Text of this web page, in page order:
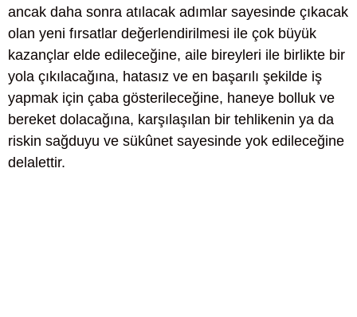
ancak daha sonra atılacak adımlar sayesinde çıkacak
olan yeni fırsatlar değerlendirilmesi ile çok büyük
kazançlar elde edileceğine, aile bireyleri ile birlikte bir
yola çıkılacağına, hatasız ve en başarılı şekilde iş
yapmak için çaba gösterileceğine, haneye bolluk ve
bereket dolacağına, karşılaşılan bir tehlikenin ya da
riskin sağduyu ve sükûnet sayesinde yok edileceğine
delalettir.